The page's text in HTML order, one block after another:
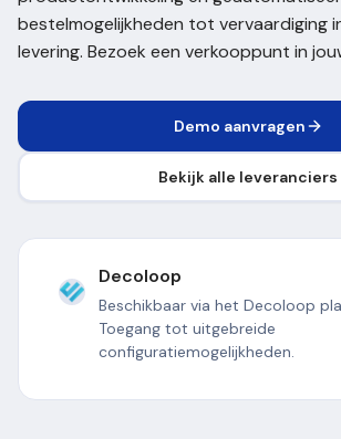
bestelmogelijkheden tot vervaardiging
levering. Bezoek een verkooppunt in
Demo aanvragen
Bekijk alle leveranciers
Decoloop
Beschikbaar via het Decoloop
Toegang tot uitgebreide
configuratiemogelijkheden.